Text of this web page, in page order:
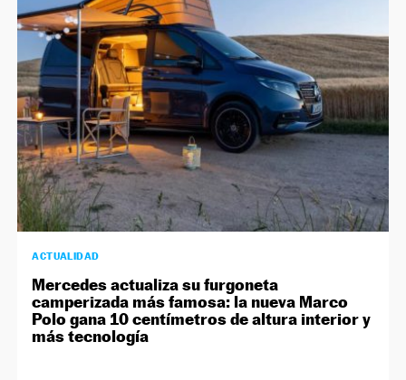
NEWSLETTER
SÍGUENOS
ACTUALIDAD
Mercedes actualiza su furgoneta
camperizada más famosa: la nueva Marco
Polo gana 10 centímetros de altura interior y
más tecnología